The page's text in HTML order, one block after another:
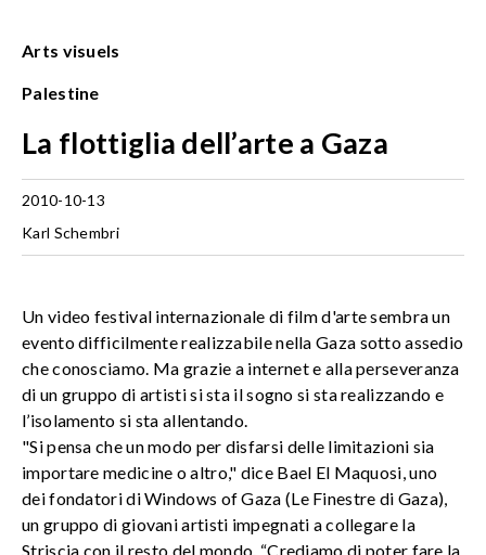
Arts visuels
Palestine
La flottiglia dell’arte a Gaza
2010-10-13
Karl Schembri
Un video festival internazionale di film d'arte sembra un
evento difficilmente realizzabile nella Gaza sotto assedio
che conosciamo. Ma grazie a internet e alla perseveranza
di un gruppo di artisti si sta il sogno si sta realizzando e
l’isolamento si sta allentando.
"Si pensa che un modo per disfarsi delle limitazioni sia
importare medicine o altro," dice Bael El Maquosi, uno
dei fondatori di Windows of Gaza (Le Finestre di Gaza),
un gruppo di giovani artisti impegnati a collegare la
Striscia con il resto del mondo. “Crediamo di poter fare la